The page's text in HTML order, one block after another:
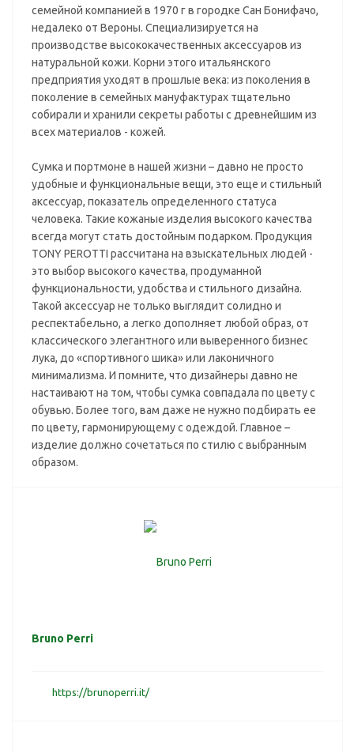
семейной компанией в 1970 г в городке Сан Бонифачо,
недалеко от Вероны. Специализируется на
производстве высококачественных аксессуаров из
натуральной кожи. Корни этого итальянского
предприятия уходят в прошлые века: из поколения в
поколение в семейных мануфактурах тщательно
собирали и хранили секреты работы с древнейшим из
всех материалов - кожей.
Сумка и портмоне в нашей жизни – давно не просто
удобные и функциональные вещи, это еще и стильный
аксессуар, показатель определенного статуса
человека. Такие кожаные изделия высокого качества
всегда могут стать достойным подарком. Продукция
TONY PEROTTI рассчитана на взыскательных людей -
это выбор высокого качества, продуманной
функциональности, удобства и стильного дизайна.
Такой аксессуар не только выглядит солидно и
респектабельно, а легко дополняет любой образ, от
классического элегантного или выверенного бизнес
лука, до «спортивного шика» или лаконичного
минимализма. И помните, что дизайнеры давно не
настаивают на том, чтобы сумка совпадала по цвету с
обувью. Более того, вам даже не нужно подбирать ее
по цвету, гармонирующему с одеждой. Главное –
изделие должно сочетаться по стилю с выбранным
образом.
Bruno Perri
https://brunoperri.it/